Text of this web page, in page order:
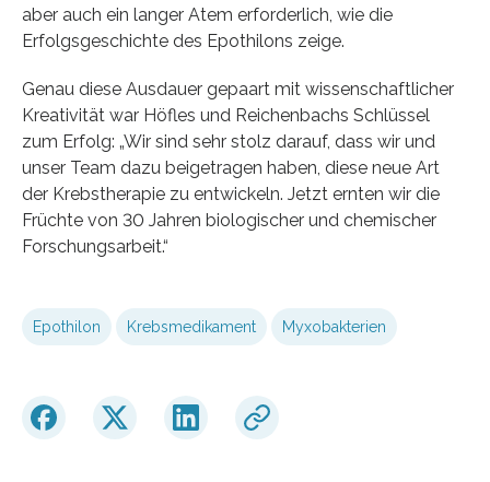
aber auch ein langer Atem erforderlich, wie die
Erfolgsgeschichte des Epothilons zeige.
Genau diese Ausdauer gepaart mit wissenschaftlicher
Kreativität war Höfles und Reichenbachs Schlüssel
zum Erfolg: „Wir sind sehr stolz darauf, dass wir und
unser Team dazu beigetragen haben, diese neue Art
der Krebstherapie zu entwickeln. Jetzt ernten wir die
Früchte von 30 Jahren biologischer und chemischer
Forschungsarbeit.“
Epothilon Krebsmedikament Myxobakterien